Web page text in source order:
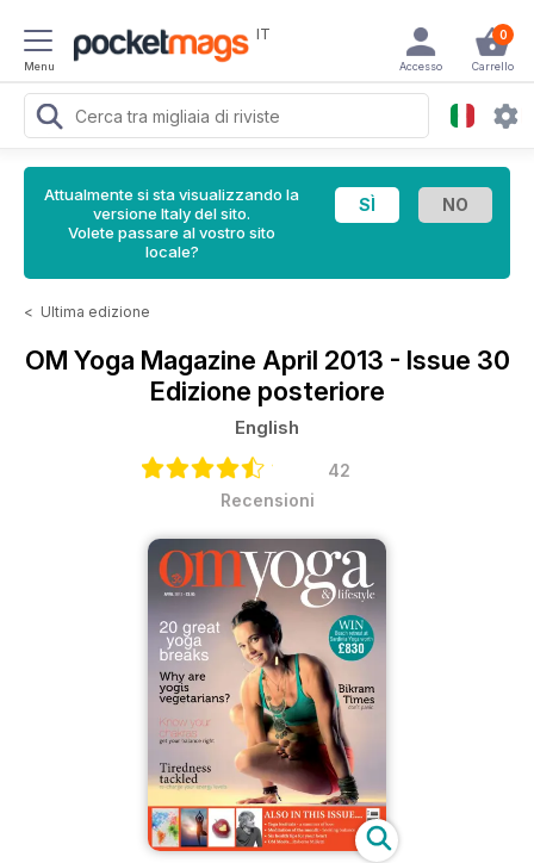
Menu
IT 0
Carrello
Accesso
Attualmente si sta visualizzando la
versione Italy del sito.
Volete passare al vostro sito
locale?
< Ultima edizione
OM Yoga Magazine April 2013 - Issue 30
Edizione posteriore
English
42
Recensioni